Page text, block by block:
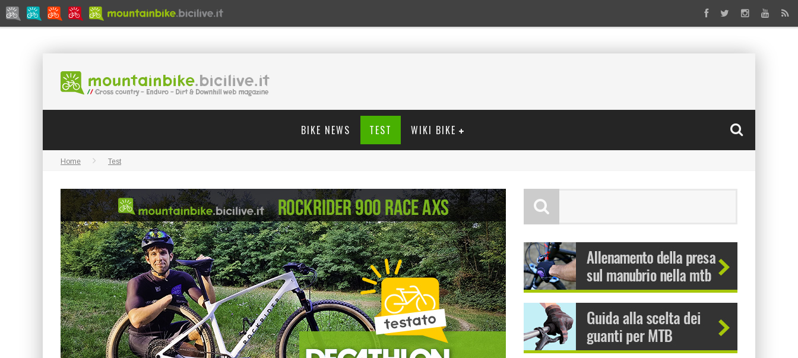
BIKE NEWS TEST WIKI BIKE
Home Test